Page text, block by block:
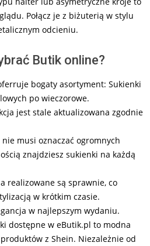
Połącz je z biżuterią w stylu
odcieniu.
Butik online?
bogaty asortyment: Sukienki
po wieczorowe.
jest stale aktualizowana zgodnie
musi oznaczać ogromnych
znajdziesz sukienki na każdą
realizowane są sprawnie, co
w krótkim czasie.
w najlepszym wydaniu.
dostępne w eButik.pl to modna
z Shein. Niezależnie od